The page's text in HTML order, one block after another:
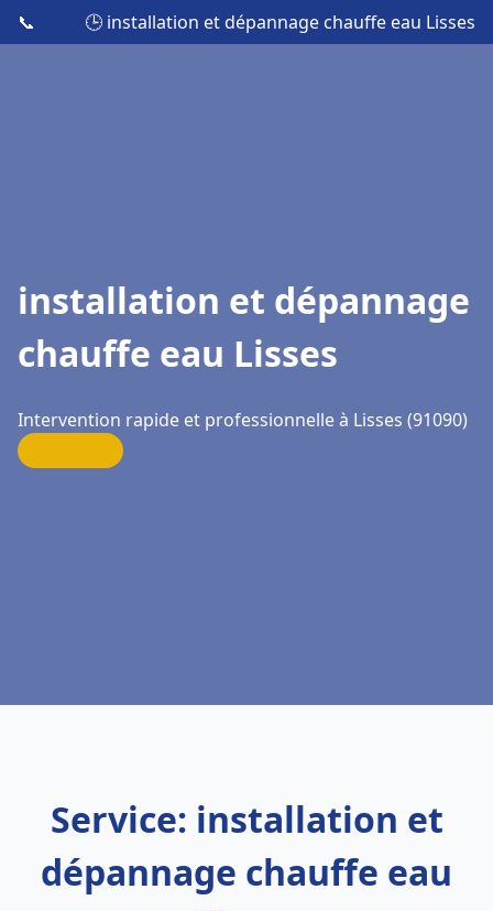
📞 🕒 installation et dépannage chauffe eau Lisses
installation et dépannage
chauffe eau Lisses
Intervention rapide et professionnelle à Lisses (91090)
Service: installation et
dépannage chauffe eau